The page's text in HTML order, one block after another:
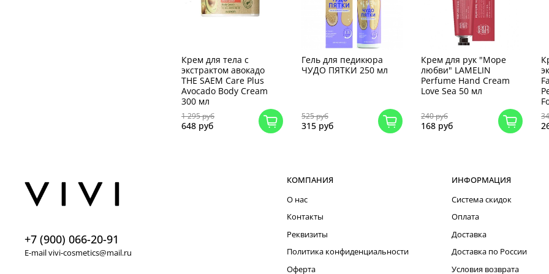
Крем для тела с
экстрактом авокадо
THE SAEM Care Plus
Avocado Body Cream
300 мл
1 295 руб
648 руб
Гель для педикюра
ЧУДО ПЯТКИ 250 мл
525 руб
315 руб
Крем для рук "Море
любви" LAMELIN
Perfume Hand Cream
Love Sea 50 мл
240 руб
168 руб
КОМПАНИЯ
О нас
Контакты
Реквизиты
Политика конфиденциальности
Оферта
ИНФОРМАЦИЯ
Система скидок
Оплата
Доставка
Доставка по России
Условия возврата
+7 (900) 066-20-91
E-mail vivi-cosmetics@mail.ru